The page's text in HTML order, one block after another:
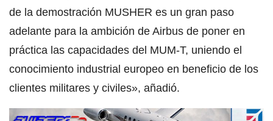
de la demostración MUSHER es un gran paso
adelante para la ambición de Airbus de poner en
práctica las capacidades del MUM-T, uniendo el
conocimiento industrial europeo en beneficio de los
clientes militares y civiles», añadió.